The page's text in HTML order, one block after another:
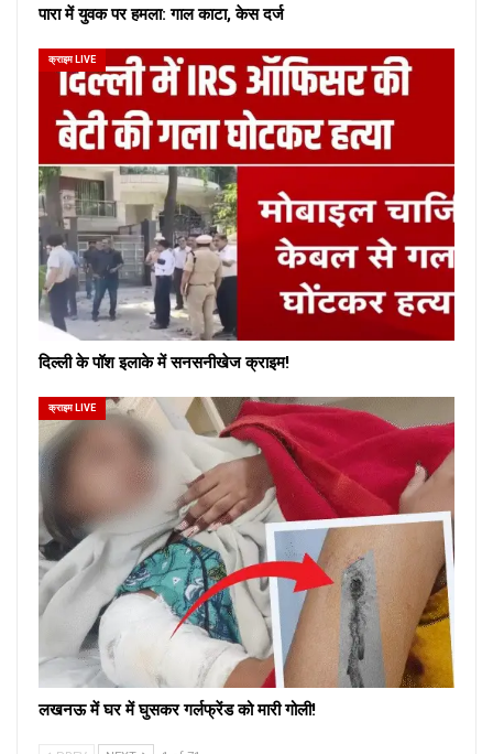
पारा में युवक पर हमला: गाल काटा, केस दर्ज
क्राइम LIVE
दिल्ली के पॉश इलाके में सनसनीखेज क्राइम!
क्राइम LIVE
लखनऊ में घर में घुसकर गर्लफ्रेंड को मारी गोली!